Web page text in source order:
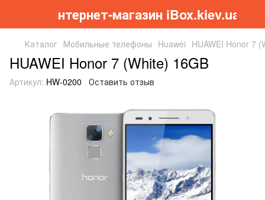
Інтернет-магазин iBox.kiev.ua
Каталог Мобильные телефоны Huawei HUAWEI Honor 7
HUAWEI Honor 7 (White) 16GB
Артикул: HW-0200 Оставить отзыв